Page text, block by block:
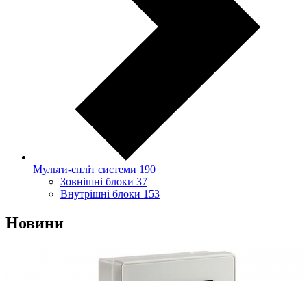
Мульти-спліт системи 190
Зовнішні блоки 37
Внутрішні блоки 153
Новини